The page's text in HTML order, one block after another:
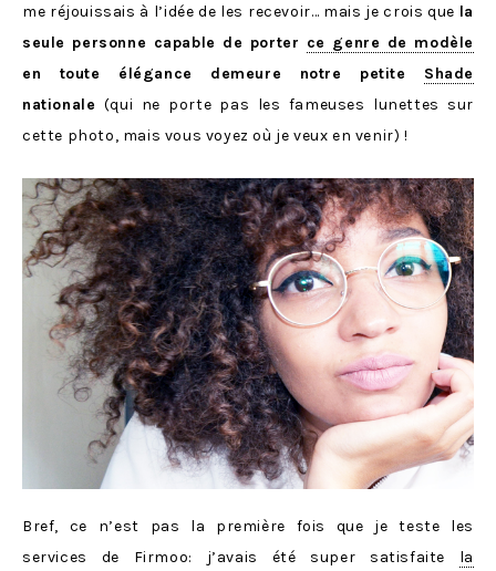
me réjouissais à l’idée de les recevoir… mais je crois que la
seule personne capable de porter ce genre de modèle
en toute élégance demeure notre petite Shade
nationale (qui ne porte pas les fameuses lunettes sur
cette photo, mais vous voyez où je veux en venir) !
Bref, ce n’est pas la première fois que je teste les
services de Firmoo: j’avais été super satisfaite la